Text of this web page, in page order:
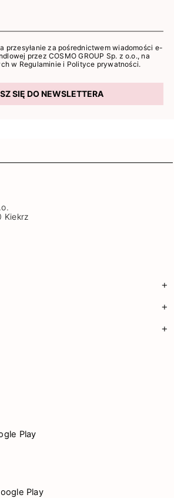
przesyłanie za pośrednictwem wiadomości e-
przez COSMO GROUP Sp. z o.o., na
w Regulaminie i Polityce prywatności.
SIĘ DO NEWSLETTERA
Kiekrz
+
+
+